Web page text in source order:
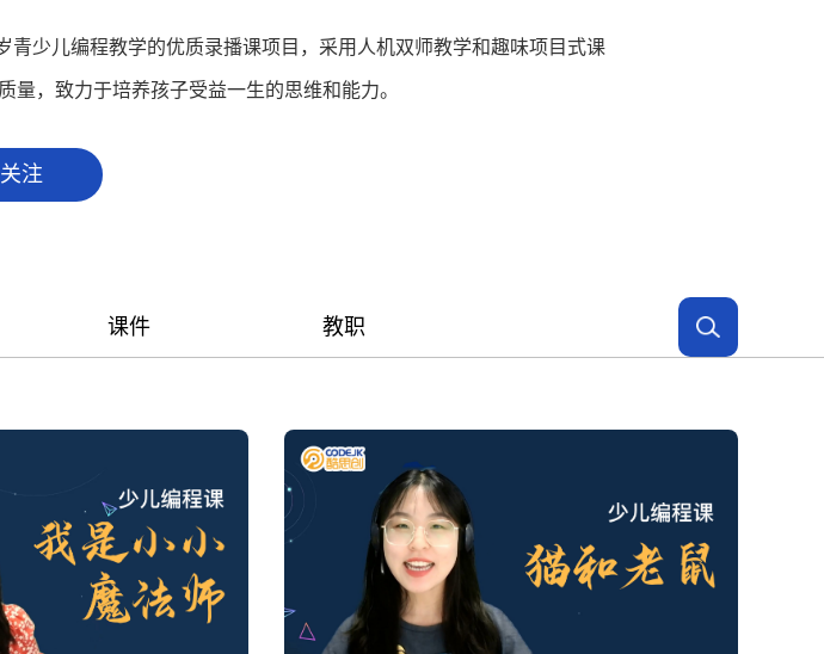
少儿编程教学的优质录播课项目，采用人机双师教学和趣味项目式课
，致力于培养孩子受益一生的思维和能力。
关注
课件 教职